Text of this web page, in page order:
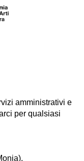
amministrativi e
per qualsiasi